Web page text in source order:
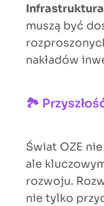
Infrastruktura
muszą być
nakładów
🏞
Świat OZE
ale
rozwoju.
nie tylko